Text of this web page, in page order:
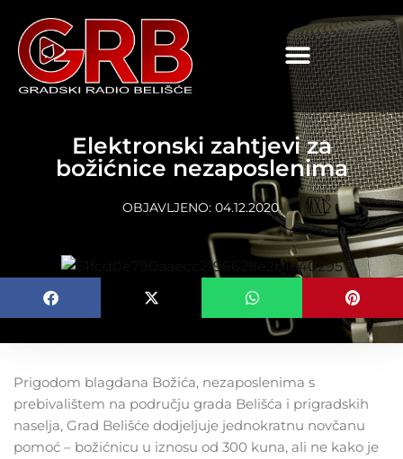
Elektronski zahtjevi za
božićnice nezaposlenima
OBJAVLJENO: 04.12.2020.
Prigodom blagdana Božića, nezaposlenima s
prebivalištem na području grada Belišća i prigradskih
naselja, Grad Belišće dodjeljuje jednokratnu novčanu
pomoć – božićnicu u iznosu od 300 kuna, ali ne kako je